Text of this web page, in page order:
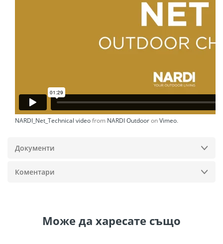
NARDI_Net_Technical videofrom NARDI OutdooronVimeo.
Документи
Коментари
Може да харесате също